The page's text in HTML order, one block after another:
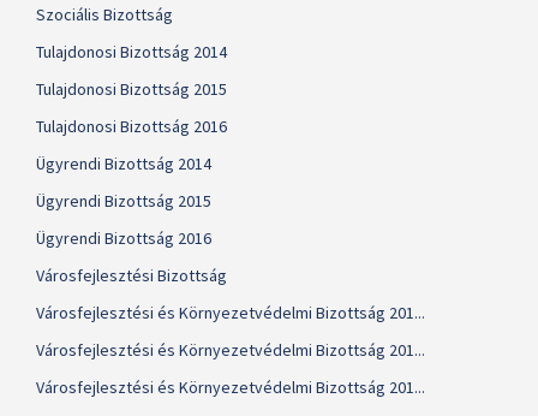
Szociális Bizottság
Tulajdonosi Bizottság 2014
Tulajdonosi Bizottság 2015
Tulajdonosi Bizottság 2016
Ügyrendi Bizottság 2014
Ügyrendi Bizottság 2015
Ügyrendi Bizottság 2016
Városfejlesztési Bizottság
Városfejlesztési és Környezetvédelmi Bizottság 201...
Városfejlesztési és Környezetvédelmi Bizottság 201...
Városfejlesztési és Környezetvédelmi Bizottság 201...